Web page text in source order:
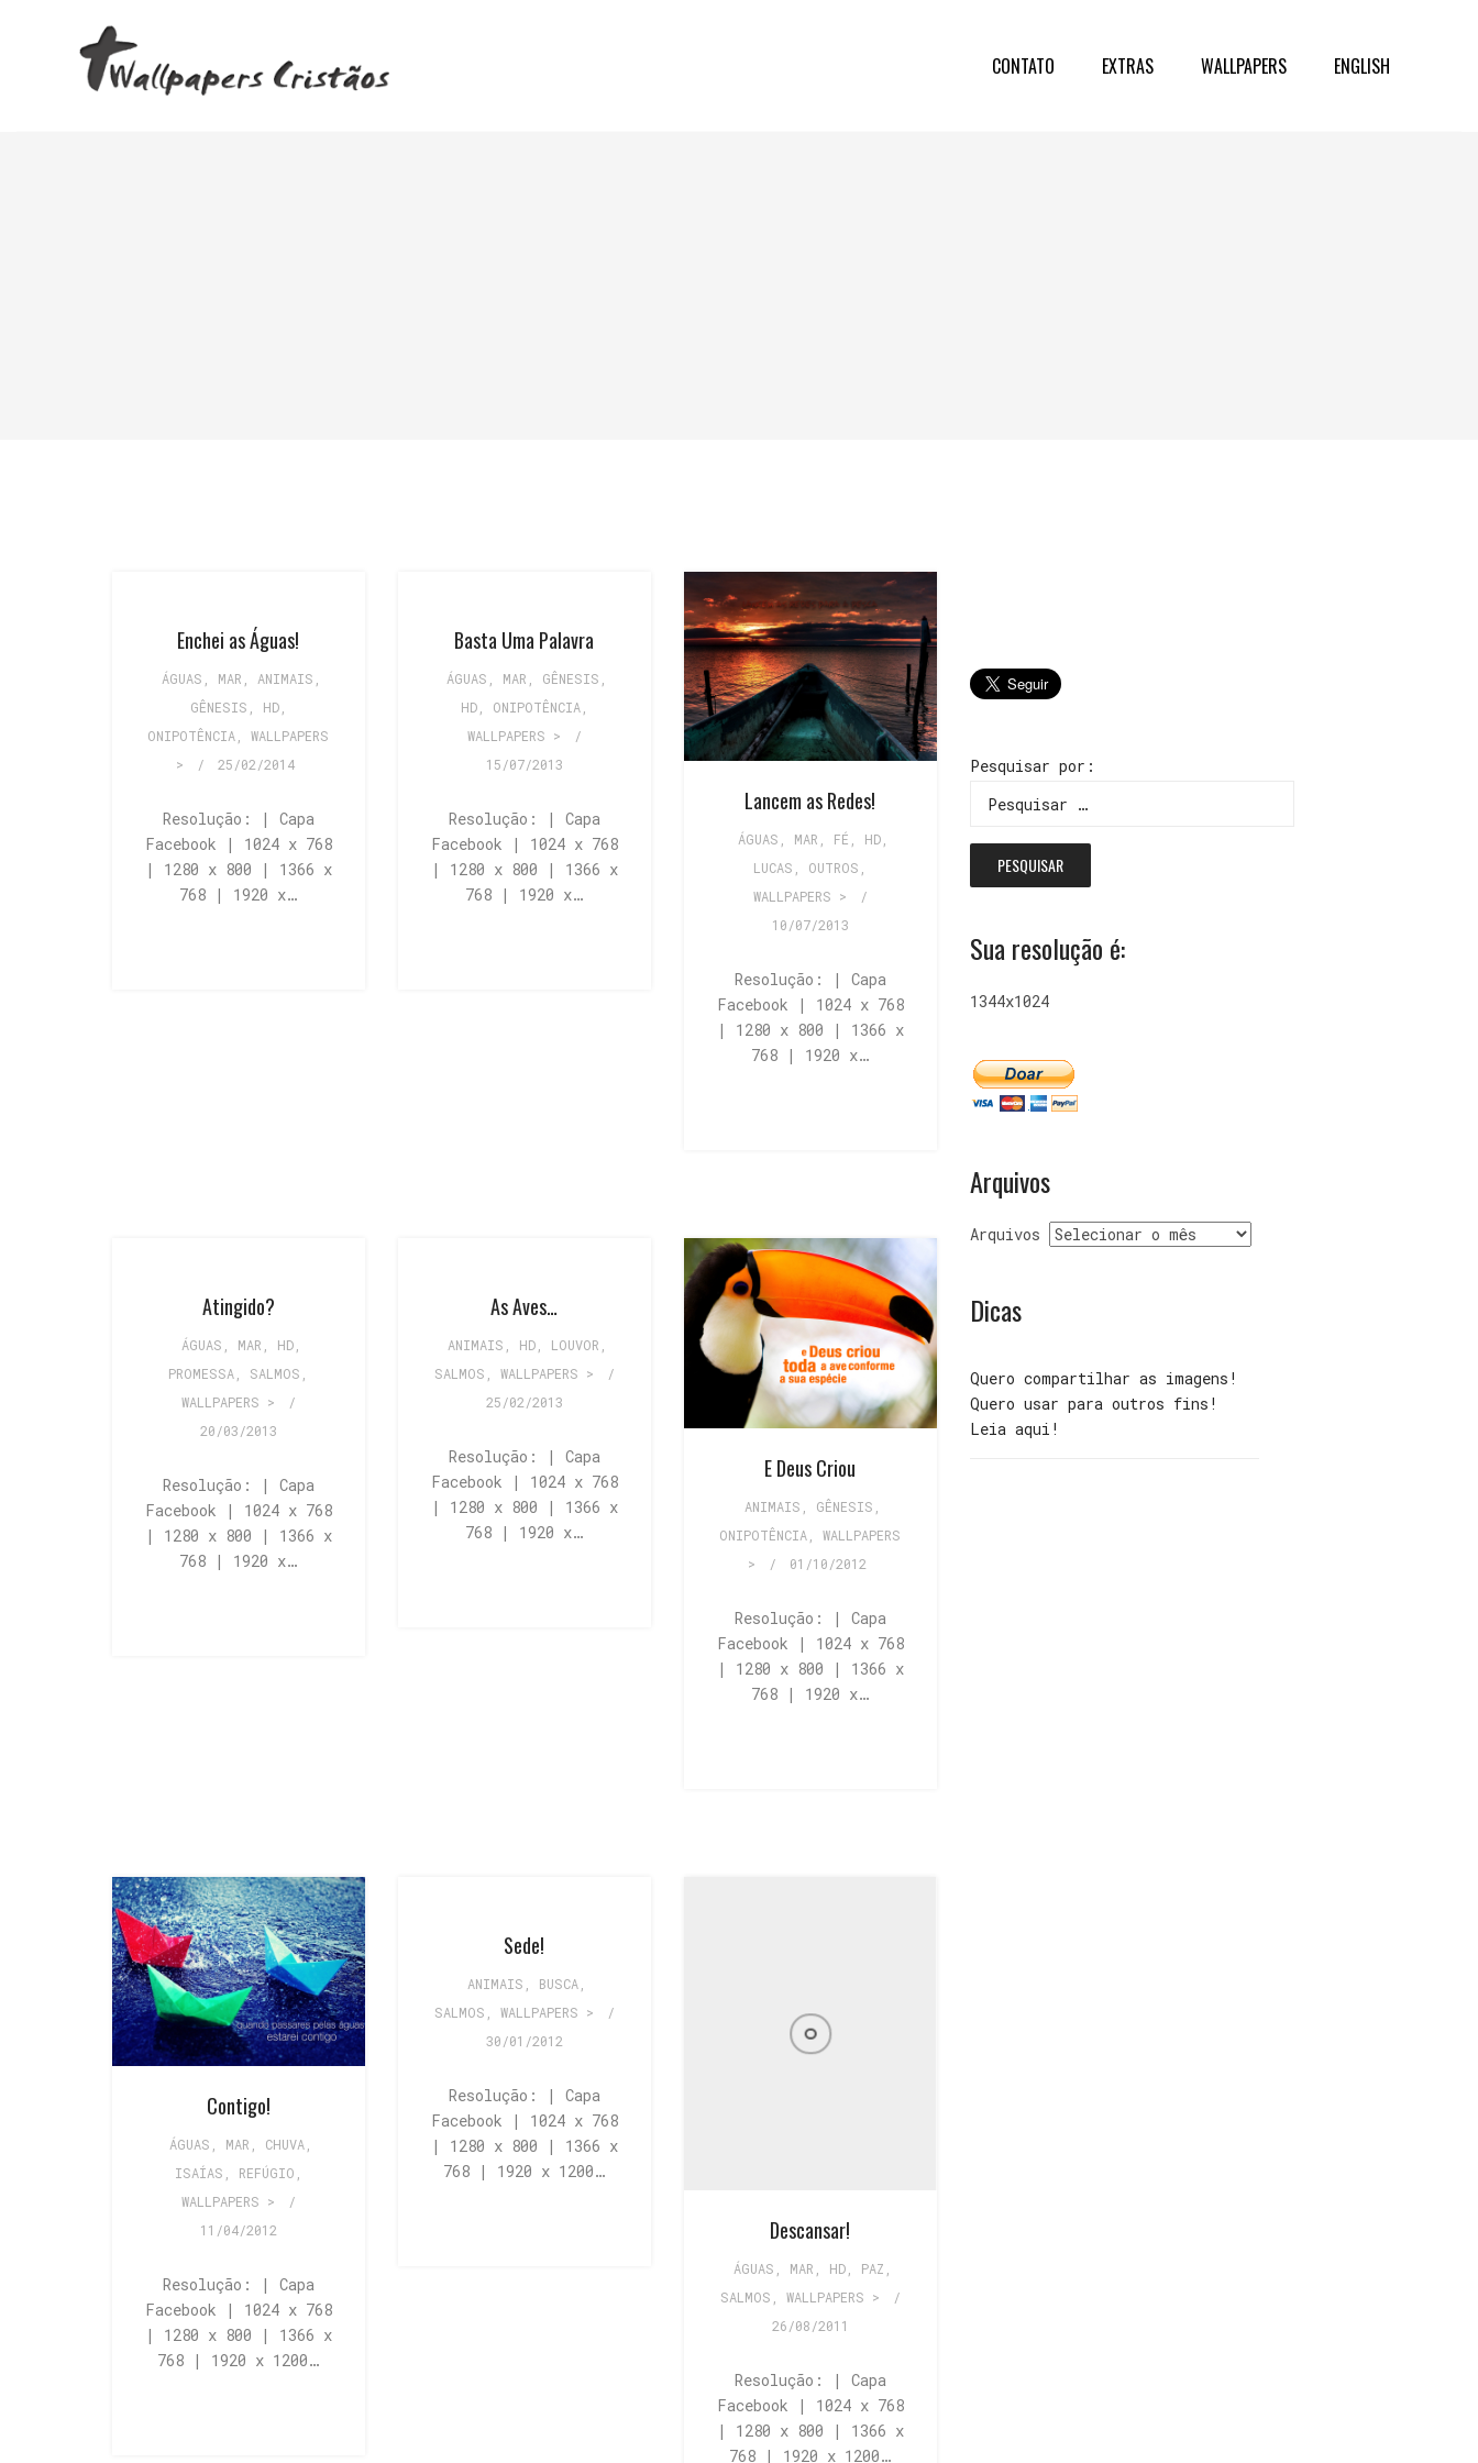
CONTATO EXTRAS WALLPAPERS ENGLISH
Enchei as Águas!
ÁGUAS, MAR ANIMAIS
GÊNESIS
HD,
ONIPOTÊNCIA ,WALLPAPERS
>
/ 25/02/2014
Resolução: | Capa
Facebook | 1024 x 768
| 1280 x 800 | 1366 x
768 | 1920 x…
Basta Uma Palavra
ÁGUAS, MAR GÊNESIS
HD, ONIPOTÊNCIA,
WALLPAPERS >
/
15/07/2013
Resolução: | Capa
Facebook | 1024 x 768
| 1280 x 800 | 1366 x
768 | 1920 x…
Lancem as Redes!
ÁGUAS, MAR , FÉ , HD,
LUCAS , OUTROS ,
WALLPAPERS >
/
10/07/2013
Resolução: | Capa
Facebook | 1024 x 768
| 1280 x 800 | 1366 x
768 | 1920 x…
Atingido?
ÁGUAS, MAR , HD,
PROMESSA, SALMOS ,
WALLPAPERS >
/
20/03/2013
Resolução: | Capa
Facebook | 1024 x 768
| 1280 x 800 | 1366 x
768 | 1920 x…
As Aves…
ANIMAIS , HD, LOUVOR ,
SALMOS , WALLPAPERS >
/
25/02/2013
Resolução: | Capa
Facebook | 1024 x 768
| 1280 x 800 | 1366 x
768 | 1920 x…
E Deus Criou
ANIMAIS GÊNESIS
ONIPOTÊNCIA ,WALLPAPERS
>
/ 01/10/2012
Resolução: | Capa
Facebook | 1024 x 768
| 1280 x 800 | 1366 x
768 | 1920 x…
Contigo!
ÁGUAS, MAR , CHUVA,
ISAÍAS , REFÚGIO ,
WALLPAPERS >
/
11/04/2012
Resolução: | Capa
Facebook | 1024 x 768
| 1280 x 800 | 1366 x
768 | 1920 x 1200…
Sede!
ANIMAIS BUSCA
SALMOS
WALLPAPERS >
/
30/01/2012
Resolução: | Capa
Facebook | 1024 x 768
| 1280 x 800 | 1366 x
768 | 1920 x 1200…
Descansar!
ÁGUAS, MAR HD PAZ
SALMOS
WALLPAPERS >
/
26/08/2011
Resolução: | Capa
Facebook | 1024 x 768
| 1280 x 800 | 1366 x
768 | 1920 x 1200…
Pesquisar por:
Sua resolução é:
1344x1024
Arquivos
Arquivos
Dicas
Quero compartilhar as imagens!
Quero usar para outros fins!
Leia aqui!